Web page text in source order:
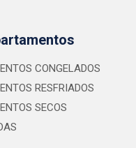
CONGELADOS
RESFRIADOS
SECOS